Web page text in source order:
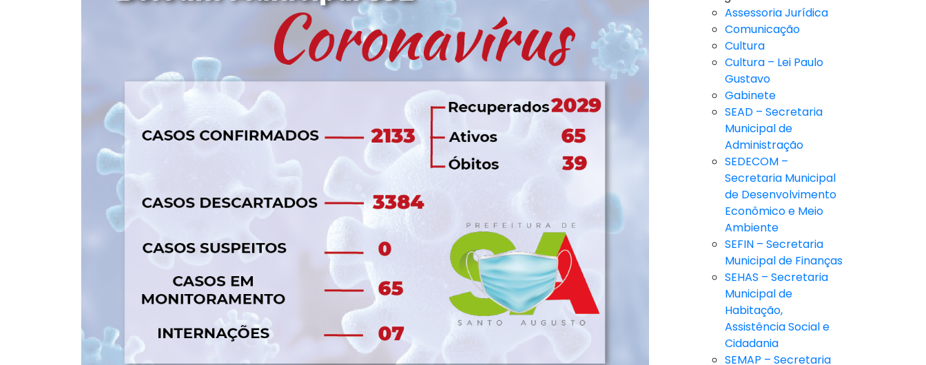
Assessoria Jurídica
Comunicação
Cultura
Cultura – Lei Paulo
Gustavo
Gabinete
SEAD – Secretaria
Municipal de
Administração
SEDECOM –
Secretaria Municipal
de Desenvolvimento
Econômico e Meio
Ambiente
SEFIN – Secretaria
Municipal de Finanças
SEHAS – Secretaria
Municipal de
Habitação,
Assistência Social e
Cidadania
SEMAP – Secretaria